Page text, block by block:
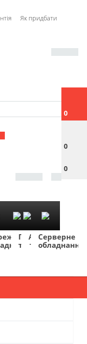
Як придбати
0
0
0
Побутова
техніка
TV
та
Фото
та
Авто
та
Серверне
обладнання